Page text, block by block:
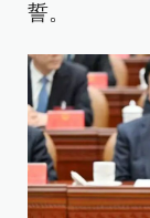
誓。